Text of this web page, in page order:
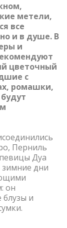
метели,
все
и в душе. В
и
цветочный
с
ромашки,
Перниль
Дуа
зимние дни
он
и